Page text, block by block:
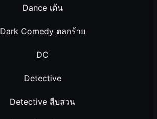
Dance เต้น
Dark Comedy ตลกร้าย
DC
Detective
Detective สืบสวน